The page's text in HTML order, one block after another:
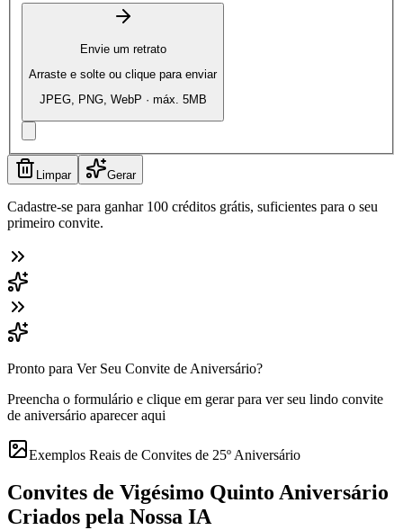
Envie um retrato
Arraste e solte ou clique para enviar
JPEG, PNG, WebP · máx. 5MB
Limpar Gerar
Cadastre-se para ganhar 100 créditos grátis, suficientes para o seu
primeiro convite.
Pronto para Ver Seu Convite de Aniversário?
Preencha o formulário e clique em gerar para ver seu lindo convite
de aniversário aparecer aqui
Exemplos Reais de Convites de 25º Aniversário
Convites de Vigésimo Quinto Aniversário
Criados pela Nossa IA